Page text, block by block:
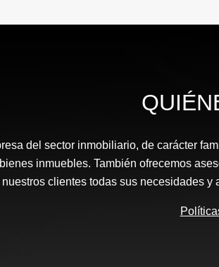
del sector inmobiliario, de carácter
inmuebles. También ofrecemos
nuestros clientes todas sus necesidades